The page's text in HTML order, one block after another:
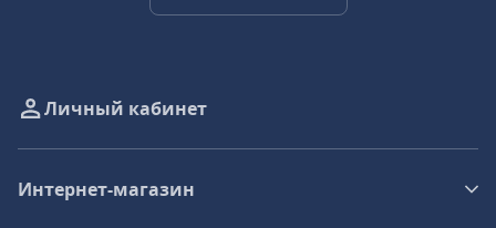
Личный кабинет
Интернет-магазин